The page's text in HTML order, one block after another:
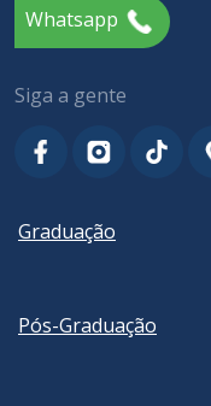
Whatsapp
Siga a gente
Graduação
Pós-Graduação